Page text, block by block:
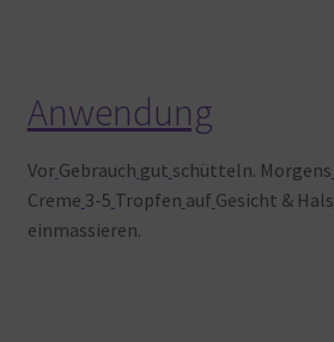
Anwendung
Vor Gebrauch gut schütteln. Morgens
Creme 3-5 Tropfen auf Gesicht & Hals
einmassieren.